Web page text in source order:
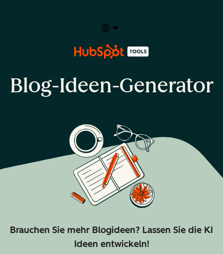
Select your language
Blog-Ideen-Generator
Brauchen Sie mehr Blogideen? Lassen Sie die KI
Ideen entwickeln!